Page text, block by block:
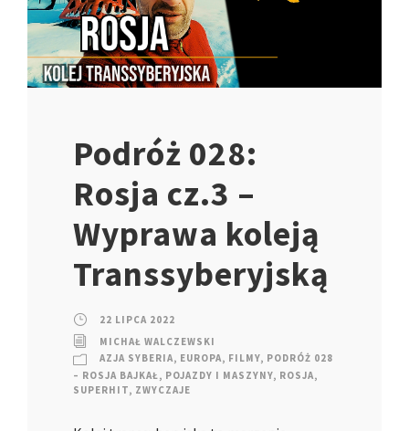
Podróż 028:
Rosja cz.3 –
Wyprawa koleją
Transsyberyjską
22 LIPCA 2022
MICHAŁ WALCZEWSKI
AZJA SYBERIA, EUROPA, FILMY, PODRÓŻ 028
– ROSJA BAJKAŁ , POJAZDY I MASZYNY, ROSJA,
SUPERHIT, ZWYCZAJE